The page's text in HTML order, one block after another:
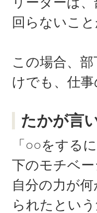
回らないこ
この場合、
けでも、仕
たかが言
「○○をする
下のモチベ
自分の力が
られたとい